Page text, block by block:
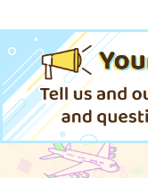
サンプル
作品詳細